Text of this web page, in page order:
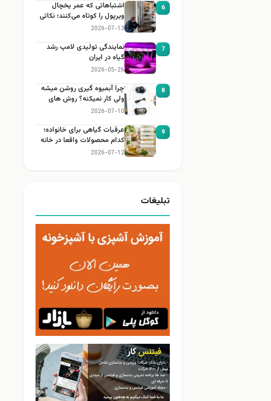
6
اشتباهاتی که عمر یخچال
ویرپول را کوتاه می‌کنند؛ نکاتی
که باید بدانید
2026-07-13
7
نمایندگی تولیدی لامپ رشد
گیاه در ایران
2026-05-26
8
چرا آبمیوه گیری روشن میشه
ولی کار نمیکنه؟ روش های
عیب یابی
2026-07-10
9
عرقیات گیاهی برای خانواده؛
کدام محصولات واقعا در خانه
کاربرد دارند؟
2026-07-12
تبلیغات